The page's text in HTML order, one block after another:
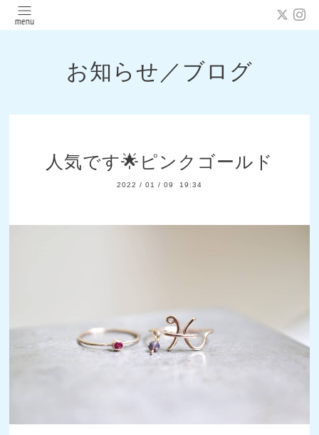
お知らせ／ブログ
人気です🌟ピンクゴールド
2022 / 01 / 09 19:34